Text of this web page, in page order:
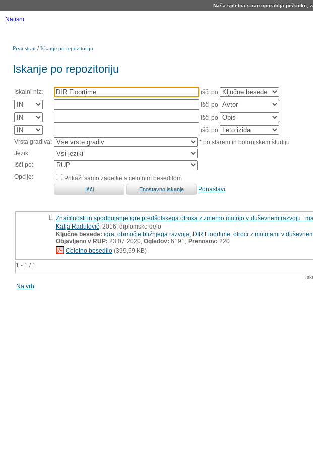
Naša spletna stran uporablja piškotke,
Natisni
Prva stran /Iskanje po repozitoriju
Iskanje po repozitoriju
Iskalni niz:
išči po
išči po
išči po
išči po
Vrsta gradiva:
* po starem in bolonjskem študiju
Jezik:
Išči po:
Opcije:
Prikaži samo zadetke s celotnim besedilom
Ponastavi
1 - 1 / 1
1. Značilnosti in spodbujanje igre predšolskega otroka z zmerno motnjo v duševnem razvoju :
Katja Radulovič , 2016, diplomsko delo
Ključne besede: igra območje bližnjega razvoja DIR Floortime otroci z motnjami v
Objavljeno v RUP: 23.07.2020; Ogledov: 6191; Prenosov: 220
Celotno besedilo (399,59 KB)
Na vrh